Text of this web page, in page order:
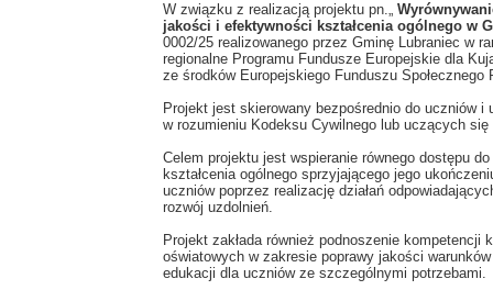
W związku z realizacją projektu pn.„
jakości i efektywności kształcenia ogólnego w
0002/25 realizowanego przez Gminę Lubraniec w
regionalne Programu Fundusze Europejskie dla
ze środków Europejskiego Funduszu Społecznego
Projekt jest skierowany bezpośrednio do uczniów
w rozumieniu Kodeksu Cywilnego lub uczących
Celem projektu jest wspieranie równego dostępu
kształcenia ogólnego sprzyjającego jego
uczniów poprzez realizację działań
rozwój uzdolnień.
Projekt zakłada również podnoszenie
oświatowych w zakresie poprawy jakości
edukacji dla uczniów ze szczególnymi potrzebami.